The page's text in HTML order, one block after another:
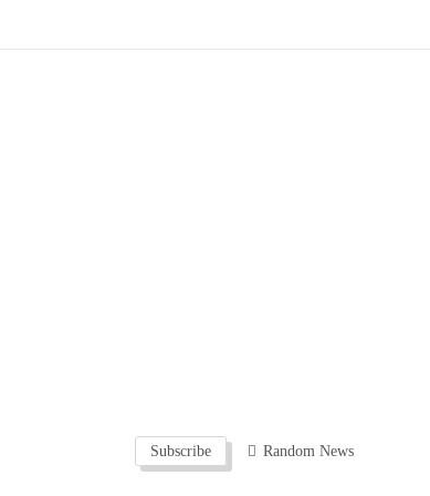
Subscribe Random News